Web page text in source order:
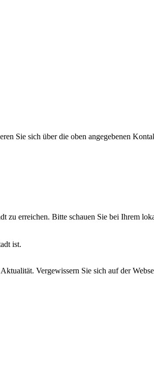
Sie sich über die oben angegebenen
erreichen. Bitte schauen Sie bei Ihrem
ist.
Vergewissern Sie sich auf der